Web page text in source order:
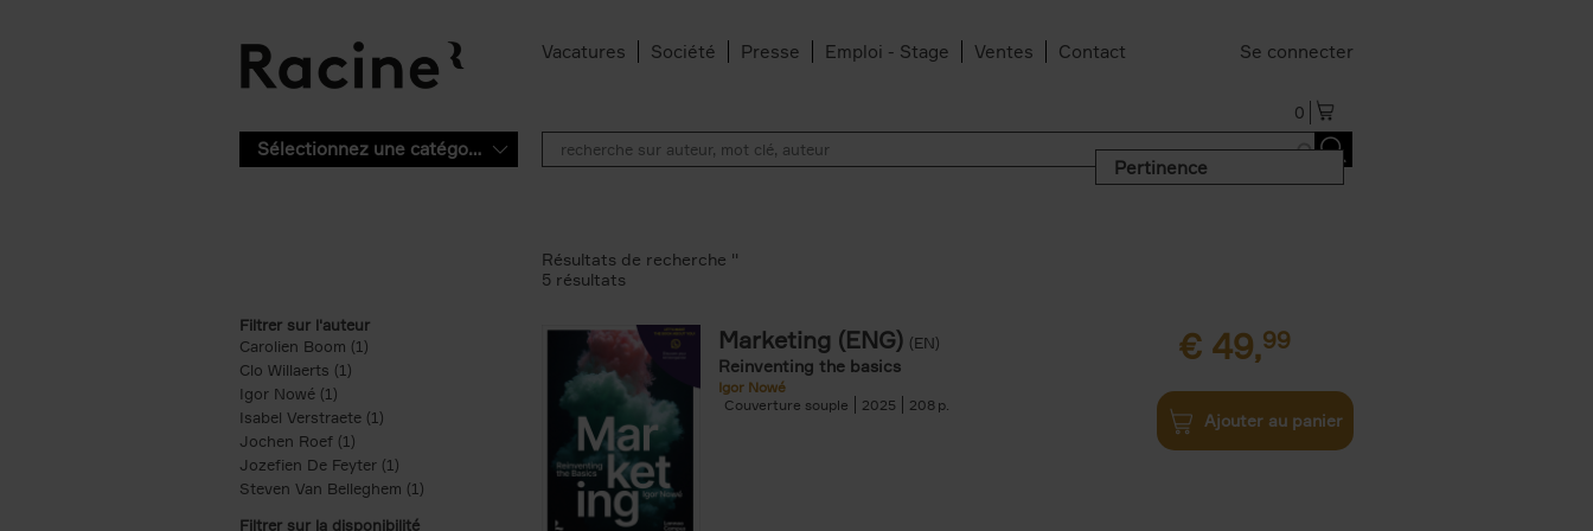
Vacatures Société Presse Emploi - Stage Ventes Contact Se connecter
0
Sélectionnez une catégorie
Pertinence
Filtrer sur l'auteur
Carolien Boom (1)
Clo Willaerts (1)
Igor Nowé (1)
Isabel Verstraete (1) Apply Isabel Verstraete filter
Jochen Roef (1)
Jozefien De Feyter (1) Apply Jozefien De Feyter filter
Steven Van Belleghem (1) Apply Steven Van Belleghem filter
Filtrer sur la disponibilité
Résultats de recherche ''
5 résultats
Marketing (ENG) (EN)
Reinventing the basics
Igor Nowé
Couverture souple
2025 208
€ 49,99
Ajouter au panier